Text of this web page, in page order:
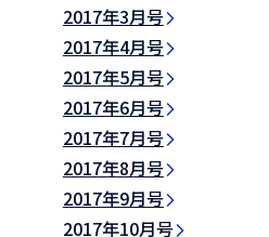
2017年3月号
2017年4月号
2017年5月号
2017年6月号
2017年7月号
2017年8月号
2017年9月号
2017年10月号